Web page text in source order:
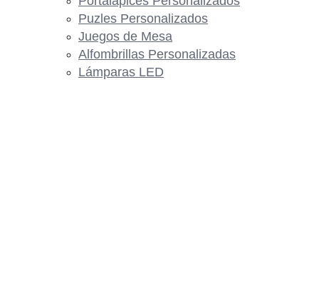
Puzles Personalizados
Juegos de Mesa
Alfombrillas Personalizadas
Lámparas LED